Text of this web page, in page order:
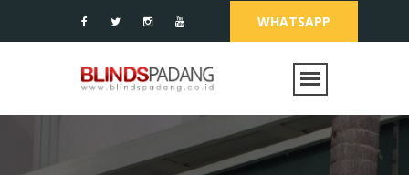
WHATSAPP